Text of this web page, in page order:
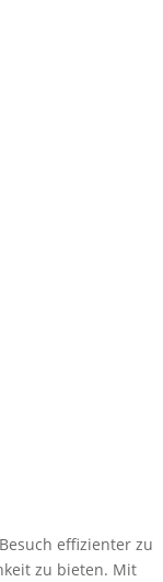
effizienter zu
zu bieten. Mit